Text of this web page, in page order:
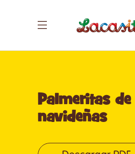
Palmeritas
navideñas